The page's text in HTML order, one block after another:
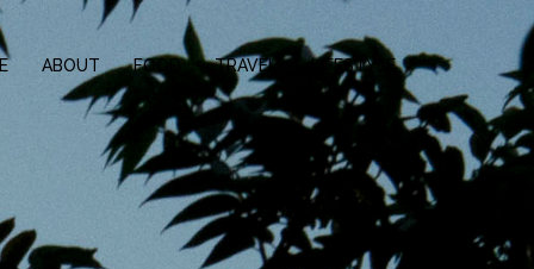
ABOUT FOOD TRAVEL LIFESTYLE